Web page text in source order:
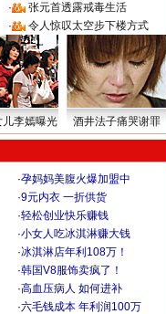
·
张元首透露戒毒生活
· 令人惊叹太空步下楼方式
儿李嫣曝光 酒井法子痛哭谢罪
·孕妈妈美腹火爆加盟中
·9元内衣 一折供货
·轻松创业快乐赚钱
·小女人吃冰淇淋赚大钱
·冰淇淋店年利108万！
·韩国V8服饰卖疯了！
·高血压病人 如何进补
·六毛钱成本 年利润100万